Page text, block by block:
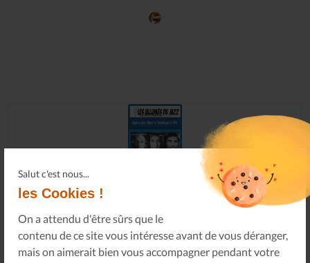
Salut c'est nous...
les Cookies !
On a attendu d'être sûrs que le
contenu de ce site vous intéresse avant de vous déranger,
mais on aimerait bien vous accompagner pendant votre